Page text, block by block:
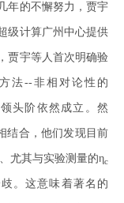
年的不懈努力，贾宇
级计算广州中心提供
贾宇等人首次明确验
法--非相对论性的
头阶依然成立。然
结合，他们发现目前
尤其与实验测量的ηc
。这意味着著名的